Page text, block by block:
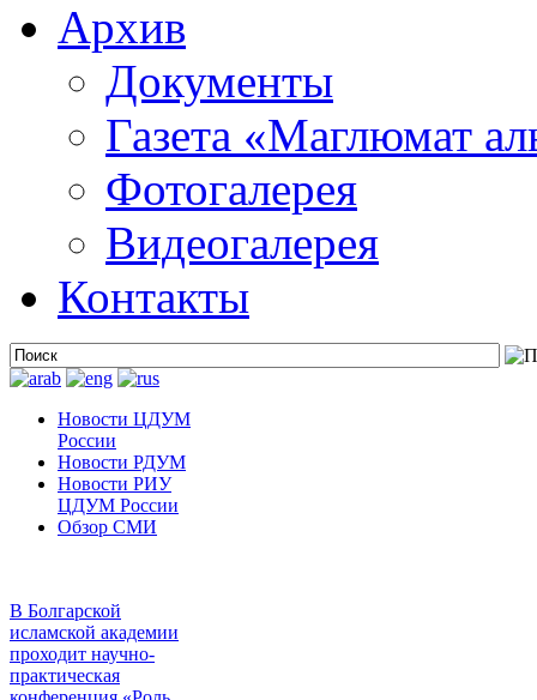
Архив
Документы
Газета «Маглюмат
Фотогалерея
Видеогалерея
Контакты
Новости ЦДУМ
России
Новости РДУМ
Новости РИУ
ЦДУМ России
Обзор СМИ
В Болгарской
исламской академии
проходит научно-
практическая